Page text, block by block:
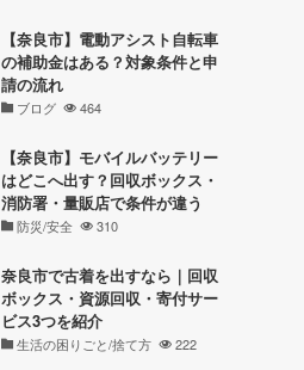
【奈良市】電動アシスト自転車
の補助金はある？対象条件と申
請の流れ
ブログ 464
【奈良市】モバイルバッテリー
はどこへ出す？回収ボックス・
消防署・量販店で条件が違う
防災/安全 310
奈良市で古着を出すなら｜回収
ボックス・資源回収・寄付サー
ビス3つを紹介
生活の困りごと/捨て方 222